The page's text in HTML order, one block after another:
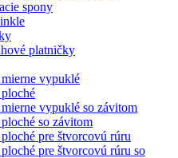
spony
platničky
vypuklé
vypuklé so závitom
so závitom
pre štvorcovú rúru
pre štvorcovú rúru so